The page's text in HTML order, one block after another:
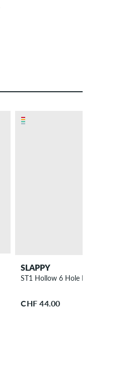
SLAPPY
ST1 Hollow 6 Hole Base 10.0
CHF 44.00